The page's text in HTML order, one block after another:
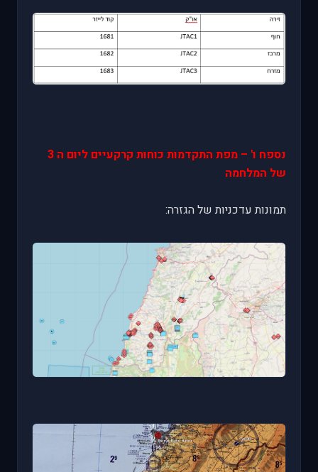
נספח ו' – מפת התקדמות כוחות קרקעיים ליום ה 3
של המלחמה
תמונות עדכניות של הגזרה: